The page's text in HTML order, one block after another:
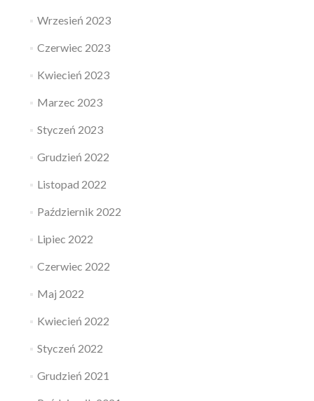
Wrzesień 2023
Czerwiec 2023
Kwiecień 2023
Marzec 2023
Styczeń 2023
Grudzień 2022
Listopad 2022
Październik 2022
Lipiec 2022
Czerwiec 2022
Maj 2022
Kwiecień 2022
Styczeń 2022
Grudzień 2021